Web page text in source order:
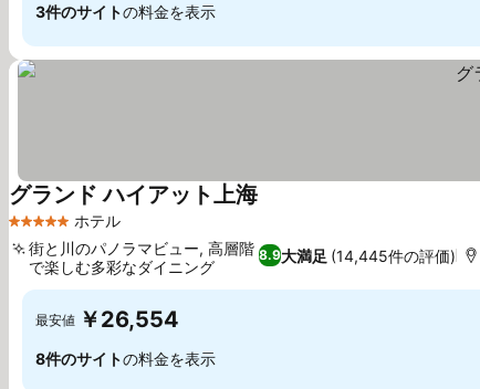
3件のサイトの料金を表示
5 ホテルのランク
ホテル
グランド ハイアット上海料金を表示
8.9大満足 (14,445件の評価)
街と川のパノラマビュー, 高層階
で楽しむ多彩なダイニング
最安値 ￥26,554
8件のサイトの料金を表示